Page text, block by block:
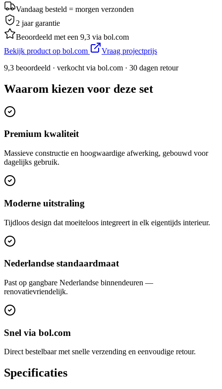
Vandaag besteld = morgen verzonden
2 jaar garantie
Beoordeeld met een 9,3 via bol.com
Bekijk product op bol.com
Vraag projectprijs
9,3 beoordeeld · verkocht via bol.com · 30 dagen retour
Waarom kiezen voor deze set
Premium kwaliteit
Massieve constructie en hoogwaardige afwerking, gebouwd voor
dagelijks gebruik.
Moderne uitstraling
Tijdloos design dat moeiteloos integreert in elk eigentijds interieur.
Nederlandse standaardmaat
Past op gangbare Nederlandse binnendeuren —
renovatievriendelijk.
Snel via bol.com
Direct bestelbaar met snelle verzending en eenvoudige retour.
Specificaties